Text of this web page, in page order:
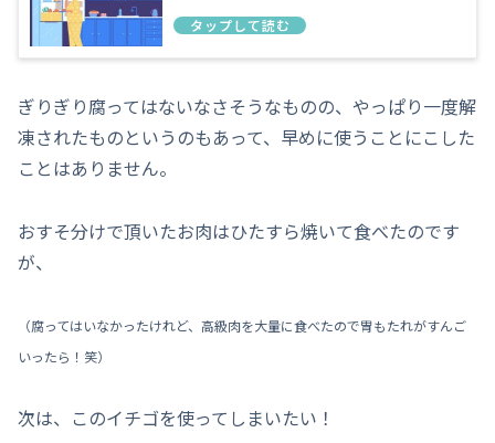
ぎりぎり腐ってはないなさそうなものの、やっぱり一度解
凍されたものというのもあって、早めに使うことにこした
ことはありません。
おすそ分けで頂いたお肉はひたすら焼いて食べたのです
が、
（腐ってはいなかったけれど、高級肉を大量に食べたので胃もたれがすんご
いったら！笑）
次は、このイチゴを使ってしまいたい！